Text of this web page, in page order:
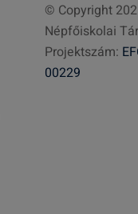
e
s
é
s
© Copyright
Népfőiskolai
Projektszám:
00229